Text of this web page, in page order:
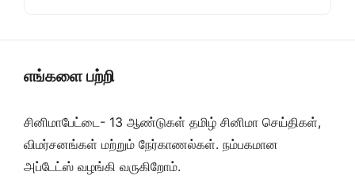
எங்களை பற்றி
சினிமாபேட்டை- 13 ஆண்டுகள் தமிழ் சினிமா செய்திகள்,
விமர்சனங்கள் மற்றும் நேர்காணல்கள். நம்பகமான
அப்டேட்ஸ் வழங்கி வருகிறோம்.